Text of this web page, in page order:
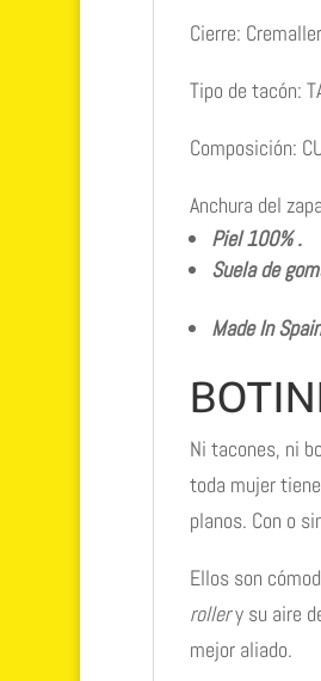
Cierre:
Tipo de tacón:
Composición:
Anchura del
Piel 100% .
Suela de go
Made In
Ni tacones, ni
toda mujer
planos. Con o
Ellos son
rollery su aire
mejor aliado.